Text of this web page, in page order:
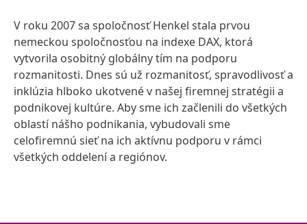
V roku 2007 sa spoločnosť Henkel stala prvou
nemeckou spoločnosťou na indexe DAX, ktorá
vytvorila osobitný globálny tím na podporu
rozmanitosti. Dnes sú už rozmanitosť, spravodlivosť a
inklúzia hlboko ukotvené v našej firemnej stratégii a
podnikovej kultúre. Aby sme ich začlenili do všetkých
oblastí nášho podnikania, vybudovali sme
celofiremnú sieť na ich aktívnu podporu v rámci
všetkých oddelení a regiónov.